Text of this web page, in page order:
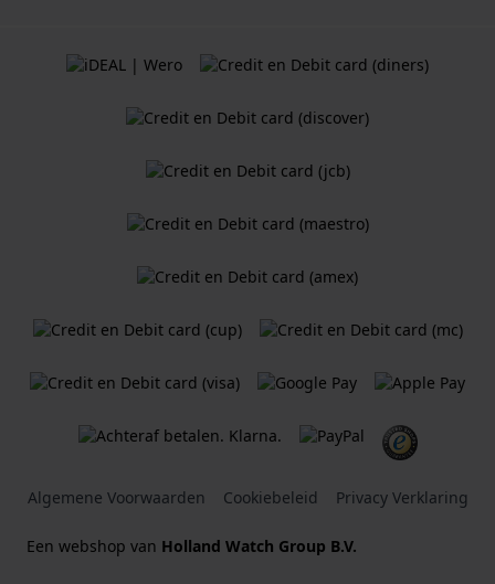
Algemene Voorwaarden Cookiebeleid Privacy Verklaring
Een webshop van Holland Watch Group B.V.